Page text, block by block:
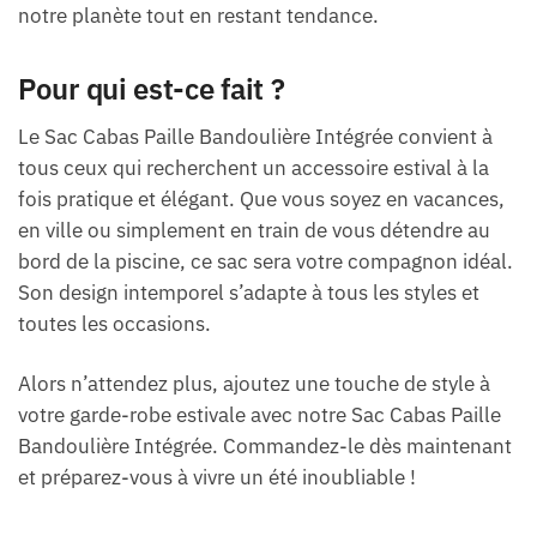
notre planète tout en restant tendance.
Pour qui est-ce fait ?
Le Sac Cabas Paille Bandoulière Intégrée convient à
tous ceux qui recherchent un accessoire estival à la
fois pratique et élégant. Que vous soyez en vacances,
en ville ou simplement en train de vous détendre au
bord de la piscine, ce sac sera votre compagnon idéal.
Son design intemporel s’adapte à tous les styles et
toutes les occasions.
Alors n’attendez plus, ajoutez une touche de style à
votre garde-robe estivale avec notre Sac Cabas Paille
Bandoulière Intégrée. Commandez-le dès maintenant
et préparez-vous à vivre un été inoubliable !